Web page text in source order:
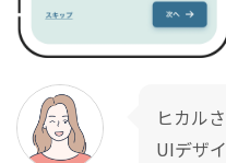
ヒカル
UIデザ